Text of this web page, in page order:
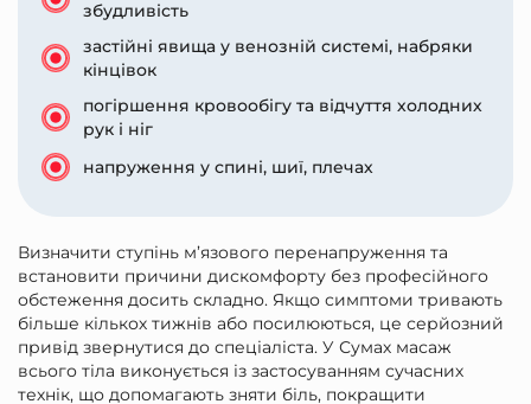
збудливість
застійні явища у венозній системі, набряки
кінцівок
погіршення кровообігу та відчуття холодних
рук і ніг
напруження у спині, шиї, плечах
Визначити ступінь м’язового перенапруження та
встановити причини дискомфорту без професійного
обстеження досить складно. Якщо симптоми тривають
більше кількох тижнів або посилюються, це серйозний
привід звернутися до спеціаліста. У Сумах масаж
всього тіла виконується із застосуванням сучасних
технік, що допомагають зняти біль, покращити